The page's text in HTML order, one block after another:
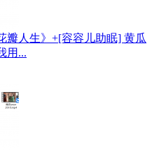
瓣人生》+[容容儿助眠] 黄瓜
用...